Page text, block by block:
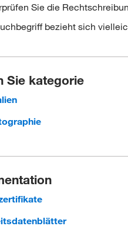
Sie die
bezieht sich
Sie kategorie